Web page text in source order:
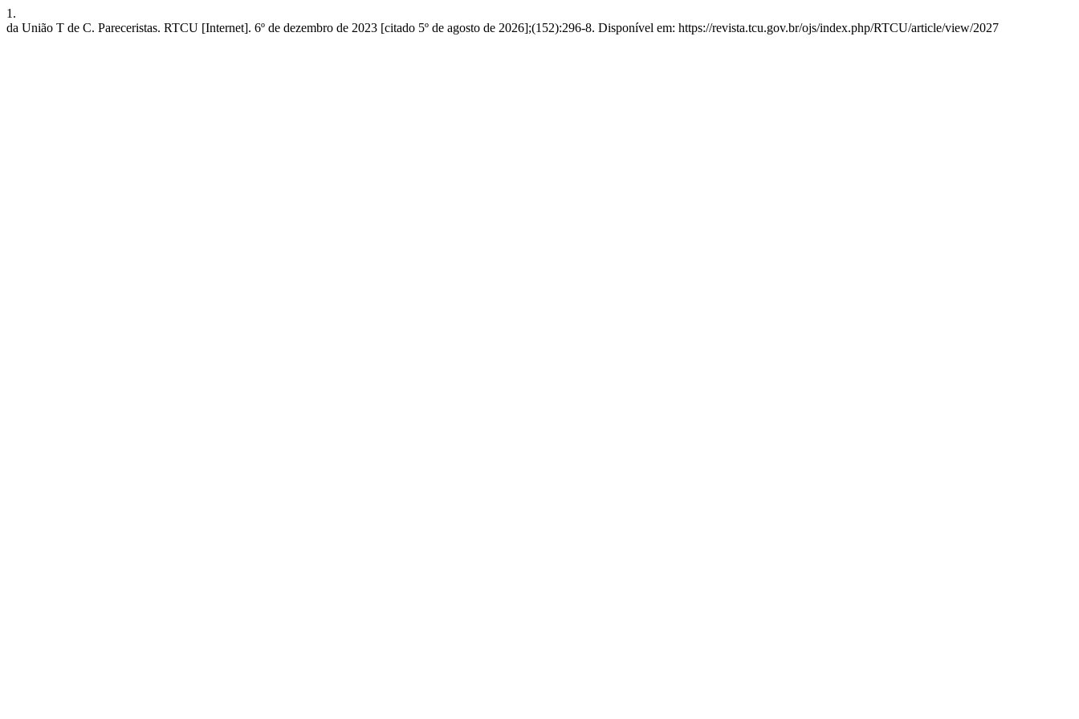
1.
da União T de C. Pareceristas. RTCU [Internet]. 6º de dezembro de 2023 [citado 5º de agosto de 2026];(152):296-8. Disponível em: https://revista.tcu.gov.br/ojs/index.php/RTCU/article/view/2027